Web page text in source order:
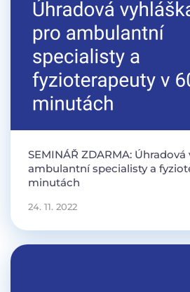
SEMINÁŘ ZDARMA:
ambulantní specialisty a
minutách
24. 11. 2022